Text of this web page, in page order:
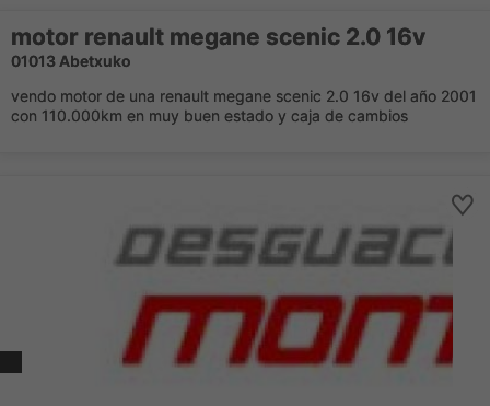
motor renault megane scenic 2.0 16v
01013 Abetxuko
vendo motor de una renault megane scenic 2.0 16v del año 2001
con 110.000km en muy buen estado y caja de cambios